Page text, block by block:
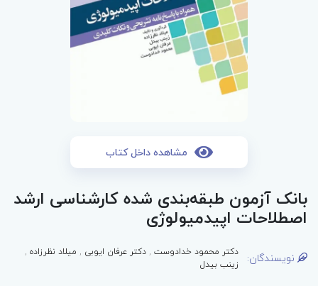
مشاهده داخل کتاب
بانک آزمون طبقه‌بندی شده کارشناسی ارشد
اصطلاحات اپیدمیولوژی
نویسندگان: دکتر محمود خدادوست ,دکتر عرفان ایوبی , میلاد نظرزاده ,
زینب بیدل